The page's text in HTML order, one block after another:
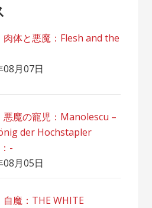
肉体と悪魔：Flesh and the
08月07日
悪魔の寵児：Manolescu –
der Hochstapler
-
08月05日
自魔：ТHЕ WHITE